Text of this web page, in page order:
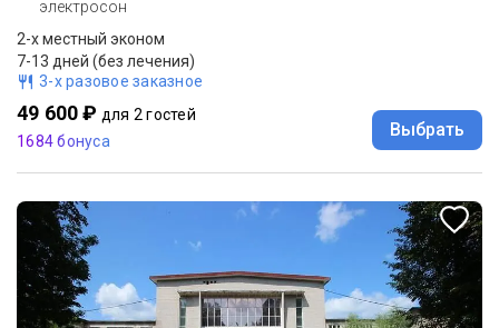
электросон
2-x местный эконом
7-13 дней (без лечения)
3-х разовое заказное
49 600 ₽ для 2 гостей
1684 бонуса
Выбрать